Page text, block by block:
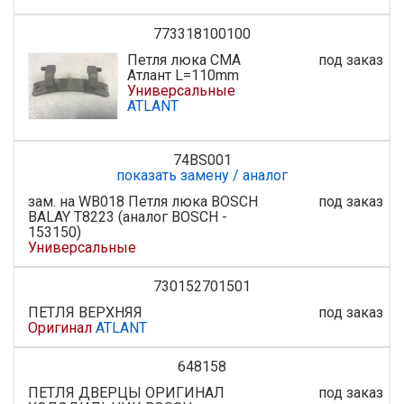
773318100100
Петля люка СМА
Атлант L=110mm
Универсальные
ATLANT
под заказ
74BS001
показать замену / аналог
зам. на WB018 Петля люка BOSCH
BALAY T8223 (аналог BOSCH -
153150)
Универсальные
под заказ
730152701501
ПЕТЛЯ ВЕРХНЯЯ
Оригинал ATLANT
под заказ
648158
ПЕТЛЯ ДВЕРЦЫ ОРИГИНАЛ
под заказ